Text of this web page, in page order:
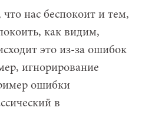
нас беспокоит и тем,
как видим,
это из-за ошибок
игнорирование
ошибки
в